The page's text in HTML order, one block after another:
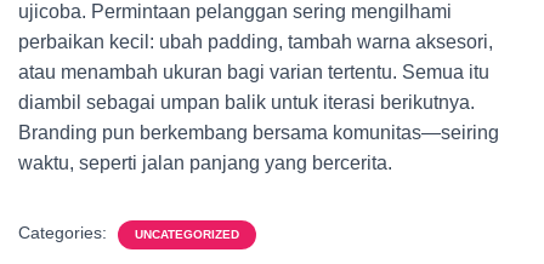
ujicoba. Permintaan pelanggan sering mengilhami
perbaikan kecil: ubah padding, tambah warna aksesori,
atau menambah ukuran bagi varian tertentu. Semua itu
diambil sebagai umpan balik untuk iterasi berikutnya.
Branding pun berkembang bersama komunitas—seiring
waktu, seperti jalan panjang yang bercerita.
Categories: UNCATEGORIZED